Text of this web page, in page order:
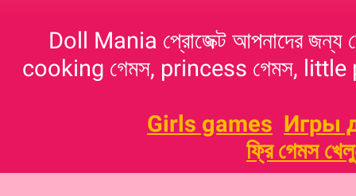
Doll Mania প্রোজেক্ট আপনাদের
cooking গেমস, princess গেমস, little
Girls games Игры
ফ্রি গেমস